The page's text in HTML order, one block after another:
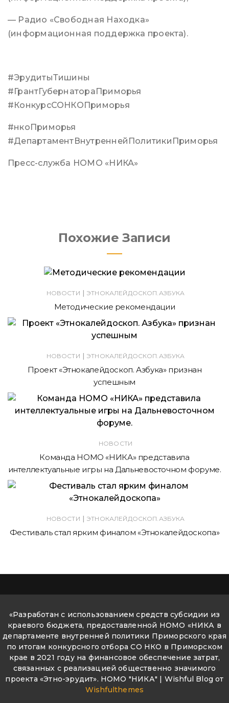
— Радио «Свободная Находка»
(информационная поддержка проекта).
#ЭрудитыТишины
#ГрантГубернатораПриморья
#КонкурсСОНКОПриморья
#нкоПриморья
#ДепартаментВнутреннейПолитикиПриморья
Пресс-служба НОМО «НИКА»
Похожие Записи
НОВОСТИ | ЭТНОКАЛЕЙДОСКОП.АЗБУКА
Методические рекомендации
НОВОСТИ | ЭТНОКАЛЕЙДОСКОП.АЗБУКА
Проект «Этнокалейдоскоп. Азбука» признан
успешным
НОВОСТИ
Команда НОМО «НИКА» представила
интеллектуальные игры на Дальневосточном форуме.
НОВОСТИ | ЭТНОКАЛЕЙДОСКОП.АЗБУКА
Фестиваль стал ярким финалом «Этнокалейдоскопа»
«Разработан с использованием средств субсидии из
краевого бюджета, предоставленной НОМО «НИКА в
департаменте внутренней политики Приморского края
по итогам конкурсного отбора СО НКО в Приморском
крае в 2021 году на финансовое обеспечение затрат,
связанных с реализацией общественно значимого
проекта «Этно-эрудит». НОМО "НИКА" | Wishful Blog от
Wishfulthemes